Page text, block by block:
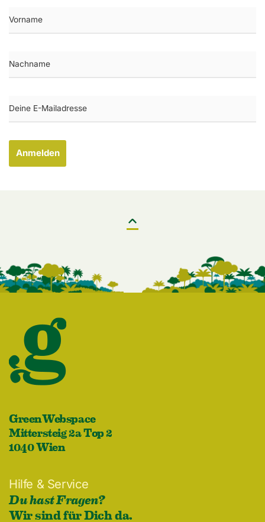
Anmelden
GreenWebspace
Mittersteig 2a Top 2
1040 Wien
Hilfe & Service
Du hast Fragen?
Wir sind für Dich da.